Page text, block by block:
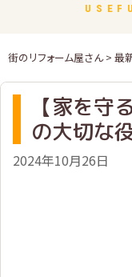
街のリフォーム屋さん> 最
【家を守
の大切な
2024年10月26日